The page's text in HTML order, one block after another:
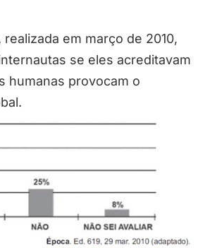
em março de 2010,
se eles acreditavam
humanas provocam o